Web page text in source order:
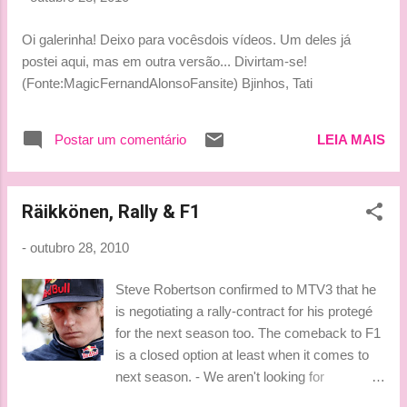
caíndo para 280 no ano passado. Isso inclui a quantidade de
dos testes de pista. "A notícia boa é que as equipes
concordaram em prolongar a duração do RRA. Fazendo
isso, existe algum ajuste, então foi feito um acordo e todos o
Oi galerinha! Deixo para vocêsdois vídeos. Um deles já
postei aqui, mas em outra versão... Divirtam-se!
(Fonte:MagicFernandAlonsoFansite) Bjinhos, Tati
Postar um comentário LEIA MAIS
Räikkönen, Rally & F1
- outubro 28, 2010
Steve Robertson confirmed to MTV3 that he
is negotiating a rally-contract for his protegé
for the next season too. The comeback to F1
is a closed option at least when it comes to
next season. - We aren't looking for